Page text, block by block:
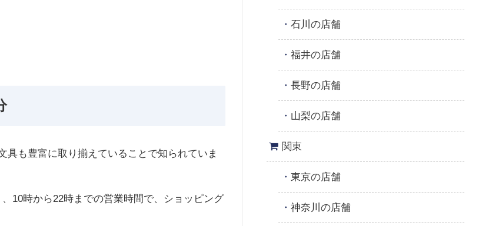
も豊富に取り揃えていることで知られていま
10時から22時までの営業時間で、ショッピング
石川の店舗
福井の店舗
長野の店舗
山梨の店舗
関東
東京の店舗
神奈川の店舗